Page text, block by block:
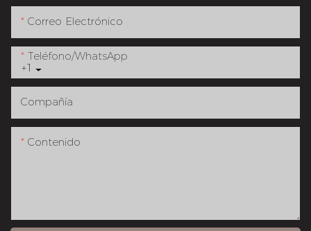
Correo Electrónico
+1
Teléfono/WhatsApp
Compañía
Contenido